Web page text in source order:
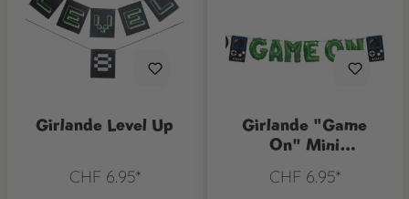
Girlande Level Up
CHF 6.95*
Girlande "Game
On" Mini
CHF 6.95*